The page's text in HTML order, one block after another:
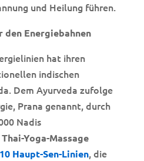
und Heilung führen.
den Energiebahnen
hat ihren
indischen
Dem Ayurveda zufolge
Prana genannt, durch
Nadis
Thai-Yoga-Massage
10 Haupt-Sen-Linien, die